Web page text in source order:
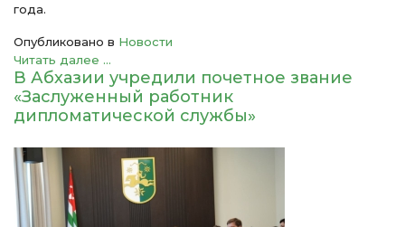
года.
Опубликовано в Новости
Читать далее ...
В Абхазии учредили почетное звание
«Заслуженный работник
дипломатической службы»